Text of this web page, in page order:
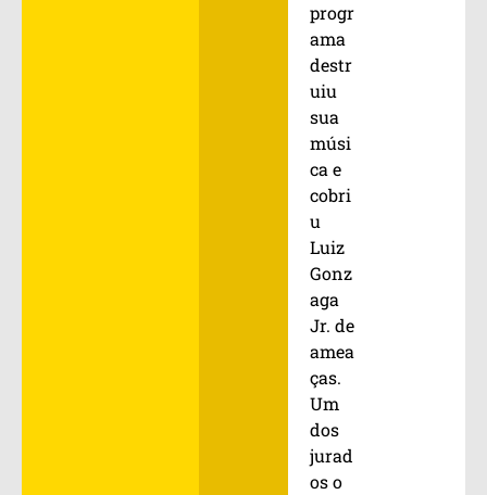
progr
ama
destr
uiu
sua
músi
ca e
cobri
u
Luiz
Gonz
aga
Jr. de
amea
ças.
Um
dos
jurad
os o